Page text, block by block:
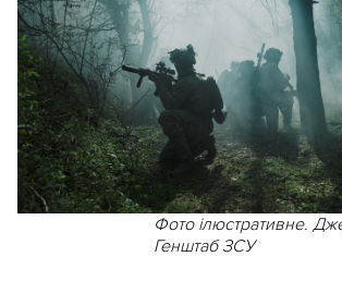
Фото ілюстративне.
Генштаб ЗСУ